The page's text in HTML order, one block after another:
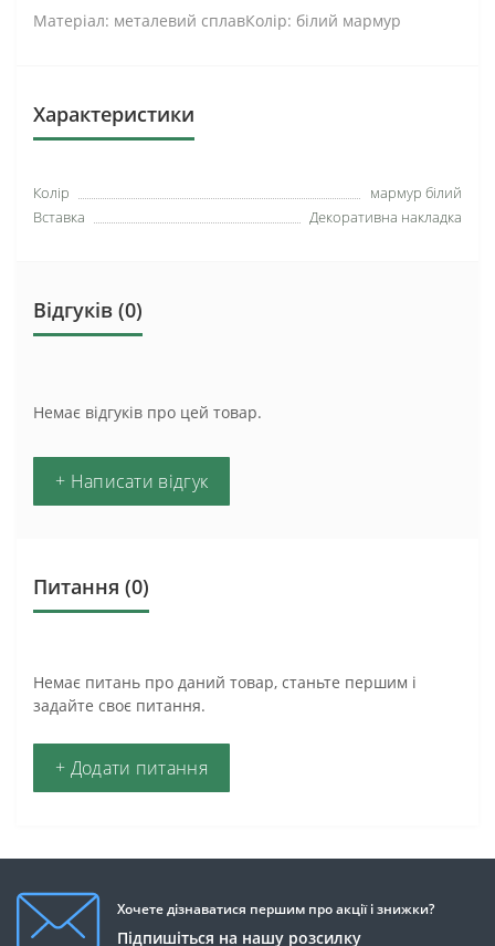
Матеріал: металевий сплавКолір: білий мармур
Характеристики
Колір
мармур білий
Вставка
Декоративна накладка
Відгуків (0)
Немає відгуків про цей товар.
+ Написати відгук
Питання (0)
Немає питань про даний товар, станьте першим і
задайте своє питання.
+ Додати питання
Хочете дізнаватися першим про акції і знижки?
Підпишіться на нашу розсилку